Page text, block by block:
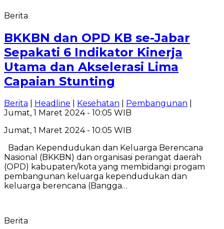
Berita
BKKBN dan OPD KB se-Jabar
Sepakati 6 Indikator Kinerja
Utama dan Akselerasi Lima
Capaian Stunting
Berita Headline Kesehatan Pembangunan
Jumat, 1 Maret 2024 - 10:05 WIB
Jumat, 1 Maret 2024 - 10:05 WIB
Badan Kependudukan dan Keluarga Berencana
Nasional (BKKBN) dan organisasi perangat daerah
(OPD) kabupaten/kota yang membidangi progam
pembangunan keluarga kependudukan dan
keluarga berencana (Bangga…
Berita